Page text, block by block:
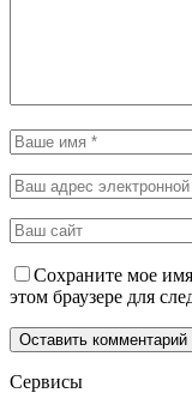
Сохраните мое
этом браузере для
Сервисы